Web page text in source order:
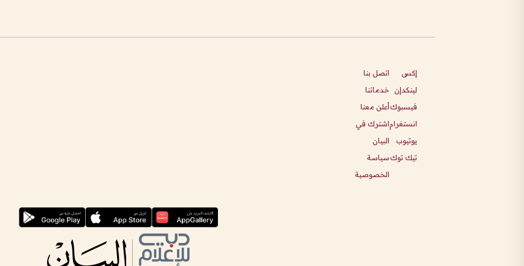
إكس
لينكدإن
فيسبوك
انستغرام
يوتيوب
تيك توك
اتصل بنا
خدماتنا
أعلن معنا
اشترك في
البيان
سياسة
الخصوصية